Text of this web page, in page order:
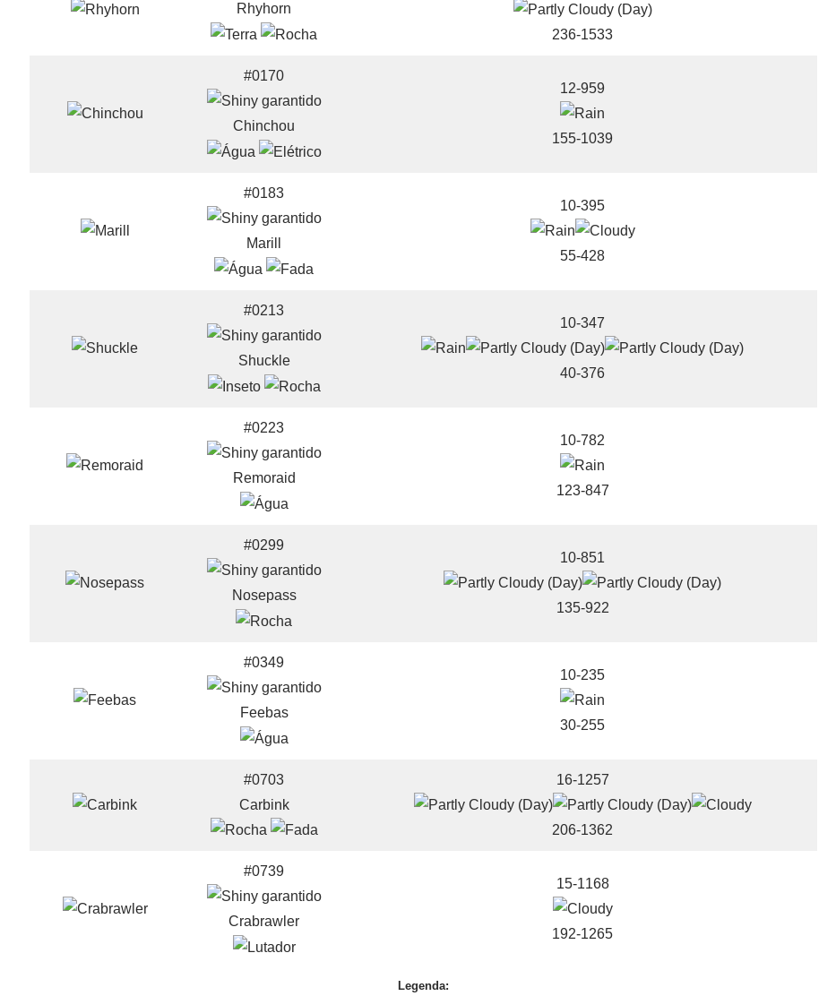
Rhyhorn
236-1533
#0170
Chinchou
12-959
155-1039
#0183
Marill
10-395
55-428
#0213
Shuckle
10-347
40-376
#0223
Remoraid
10-782
123-847
#0299
Nosepass
10-851
135-922
#0349
Feebas
10-235
30-255
#0703
Carbink
16-1257
206-1362
#0739
Crabrawler
15-1168
192-1265
Legenda: